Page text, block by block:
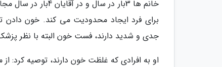
خانم ها 3بار در
برای فرد ایجاد محدودیت می کند. خون
جدی و شدید دارند، فست خون البته با نظر
او به افرادی که غلظت خون دارند، توصیه کرد: